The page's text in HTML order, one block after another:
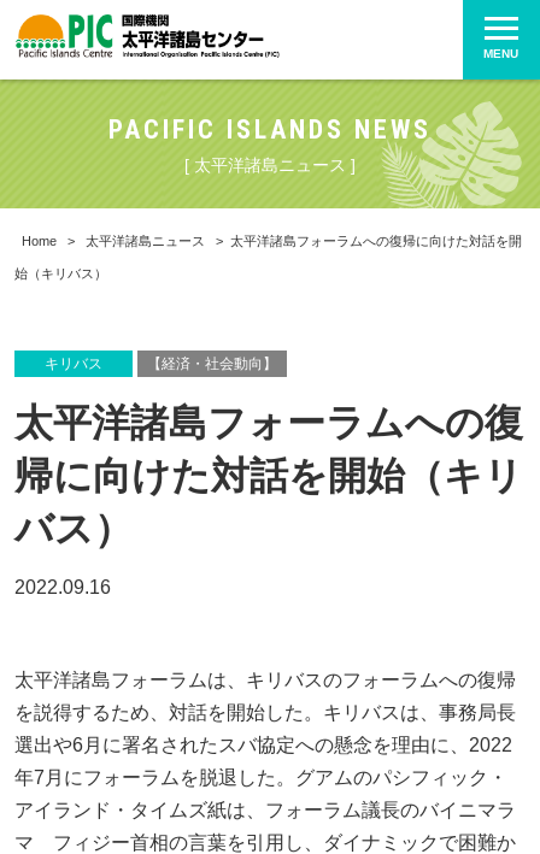
MENU
PACIFIC ISLANDS NEWS
[ 太平洋諸島ニュース ]
Home > 太平洋諸島ニュース > 太平洋諸島フォーラムへの復帰に向けた対話を開
始（キリバス）
キリバス 【経済・社会動向】
太平洋諸島フォーラムへの復
帰に向けた対話を開始（キリ
バス）
2022.09.16
太平洋諸島フォーラムは、キリバスのフォーラムへの復帰
を説得するため、対話を開始した。キリバスは、事務局長
選出や6月に署名されたスバ協定への懸念を理由に、2022
年7月にフォーラムを脱退した。グアムのパシフィック・
アイランド・タイムズ紙は、フォーラム議長のバイニマラ
マ フィジー首相の言葉を引用し、ダイナミックで困難か